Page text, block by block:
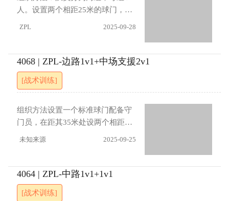
及时封堵射门角度。攻防转换瞬间
移动路线。进展：（1）进攻队员限
秒内完成（3）进攻受阻时可回传门
将重新组织（4）增加防守方抢断后
快速反击环节
人。设置两个相距25米的球门，每
进攻方球门侧队员运球突破开始，
完成进攻后，运球队员与防守队员
返回各自起始位置，第三名进攻方
队员进场形成2对1局面。进攻完成
后，进行轮转，即每个进攻队员进
行一次1v1和一次2v1，每个防守队
攻队员要把握突破时机，利用变向
调整接球角度。防守队员需保持站
位平衡，封堵射门角度的同时注意
协防轮转队员。进展：（1）必须完
ZPL 2025-09-28
4068 | ZPL-边路1v1+中场支援2v1
[战术训练]
组织方法设置一个标准球门配备守
门员，在距其35米处设两个相距30
米的反击小球门。8名队员分成4
员发球给中场进攻队员开始，传球
至边路形成一对一，中场随即参与
支援。防守方断球后立即发动反
未知来源 2025-09-25
4064 | ZPL-中路1v1+1v1
[战术训练]